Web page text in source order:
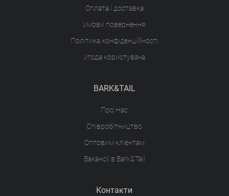
Оплата і доставка
Умови повернення
Політика конфіденційності
Угода користувача
BARK&TAIL
Про Нас
Співробітництво
Оптовим клієнтам
Вакансії в Bark&Tail
Контакти